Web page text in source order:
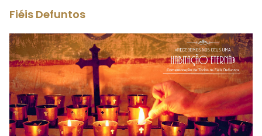
Fiéis Defuntos